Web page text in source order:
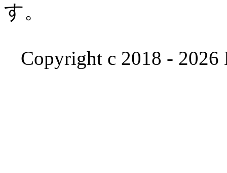
す。
Copyright c 2018 -